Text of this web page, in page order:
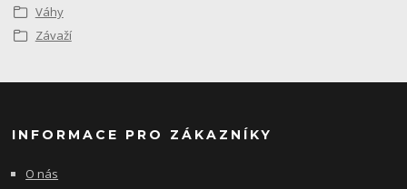
Váhy
Závaží
INFORMACE PRO ZÁKAZNÍKY
O nás